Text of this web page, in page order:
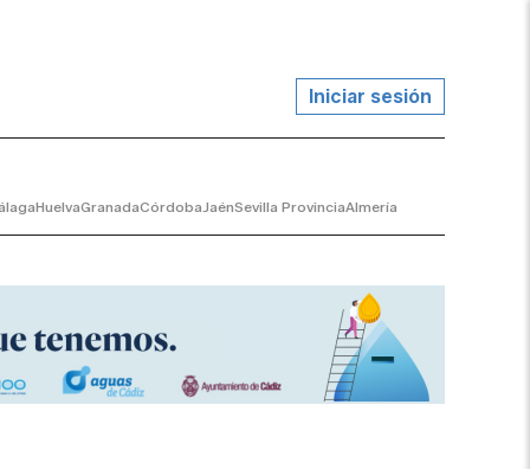
Iniciar sesión
HuelvaGranadaCórdobaJaénSevilla ProvinciaAlmería